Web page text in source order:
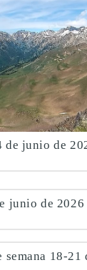
de junio de
junio de 2026
18-21